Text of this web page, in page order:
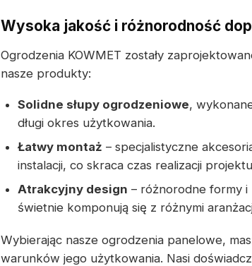
Wysoka jakość i różnorodność
Ogrodzenia KOWMET zostały
nasze produkty:
Solidne słupy ogrodzeniowe,
długi okres użytkowania.
Łatwy montaż – specjalistyczne
instalacji, co skraca czas realizacji
Atrakcyjny design – różnorodne formy
świetnie komponują się z różnymi
Wybierając nasze ogrodzenia panelowe,
warunków jego użytkowania. Nasi